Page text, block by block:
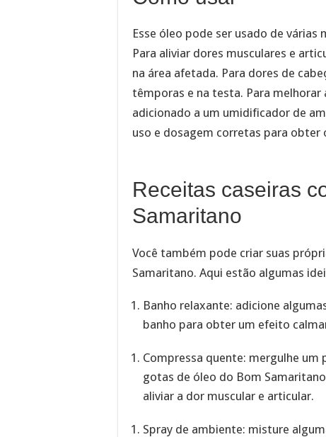
Esse óleo pode ser usado de
Para aliviar dores musculares e
na área afetada. Para dores de
têmporas e na testa. Para
adicionado a um umidificador de
uso e dosagem corretas para obter
Receitas caseiras
Samaritano
Você também pode criar suas
Samaritano. Aqui estão algumas
Banho relaxante: adicione
banho para obter um efeito
Compressa quente: mergulhe
gotas de óleo do Bom
aliviar a dor muscular e articular.
Spray de ambiente: misture